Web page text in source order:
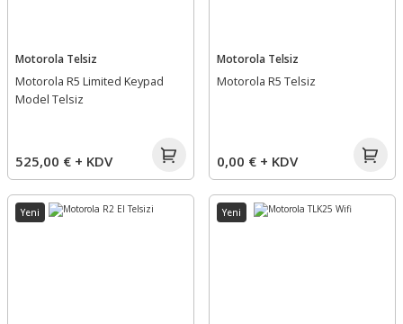
Motorola Telsiz
Motorola R5 Limited Keypad
Model Telsiz
525,00 € + KDV
Motorola Telsiz
Motorola R5 Telsiz
0,00 € + KDV
Yeni Yeni